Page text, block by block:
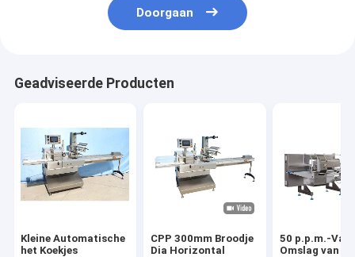
Doorgaan
Geadviseerde Producten
Kleine Automatische
het Koekjes
CPP 300mm Broodje
Dia Horizontal
50 p.p.m.-
Omslag van de